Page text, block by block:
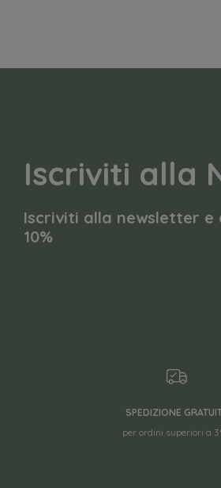
Iscriviti alla
Iscriviti alla newsletter e
10%
SPEDIZIONE
per ordini superiori a